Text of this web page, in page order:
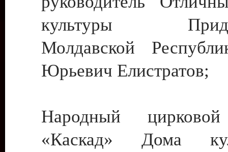
культуры
Молдавской
Юрьевич Елистратов;
Народный цирковой
«Каскад» Дома